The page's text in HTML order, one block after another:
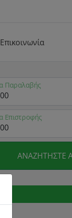
Επικοινωνία
Παραλαβής
Επιστροφής
ΑΝΑΖΗΤΉΣΤΕ